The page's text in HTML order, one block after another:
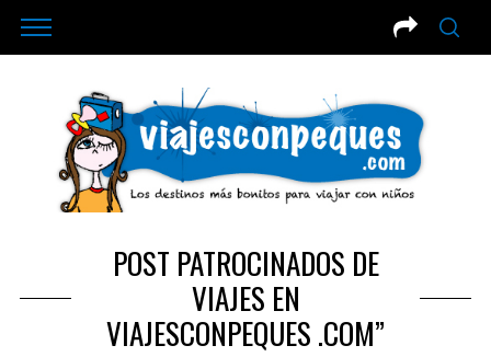
POST PATROCINADOS DE
VIAJES EN
VIAJESCONPEQUES .COM”